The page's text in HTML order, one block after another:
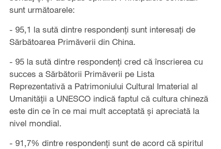
sunt următoarele:
- 95,1 la sută dintre respondenți sunt interesați de
Sărbătoarea Primăverii din China.
- 95 la sută dintre respondenți cred că înscrierea cu
succes a Sărbătorii Primăverii pe Lista
Reprezentativă a Patrimoniului Cultural Imaterial al
Umanității a UNESCO indică faptul că cultura chineză
este din ce în ce mai mult acceptată și apreciată la
nivel mondial.
- 91,7% dintre respondenți sunt de acord că spiritul